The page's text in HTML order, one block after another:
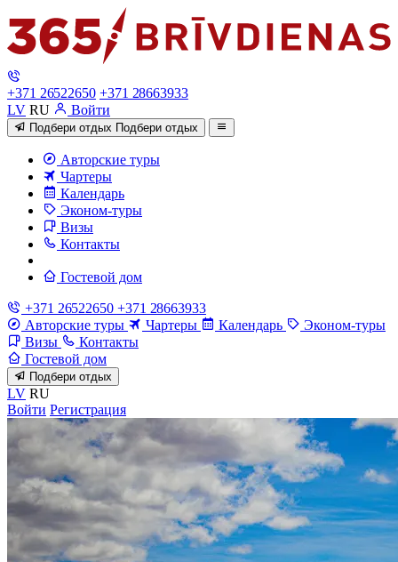
+371 26522650 +371 28663933
LV RU Войти
Подбери отдых Подбери отдых
Авторские туры
Чартеры
Календарь
Эконом-туры
Визы
Контакты
Гостевой дом
+371 26522650 +371 28663933
Авторские туры
Чартеры Календарь
Эконом-туры
Визы
Контакты
Гостевой дом
Подбери отдых
LV RU
Войти Регистрация